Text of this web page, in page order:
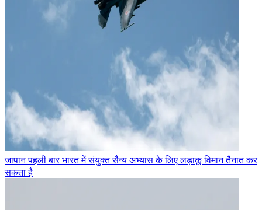
जापान पहली बार भारत में संयुक्त सैन्य अभ्यास के लिए लड़ाकू विमान तैनात कर
सकता है